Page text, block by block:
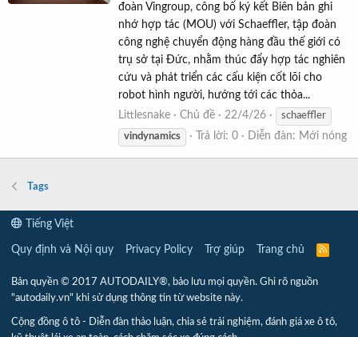
đoàn Vingroup, công bố ký kết Biên bản ghi
nhớ hợp tác (MOU) với Schaeffler, tập đoàn
công nghệ chuyển động hàng đầu thế giới có
trụ sở tại Đức, nhằm thúc đẩy hợp tác nghiên
cứu và phát triển các cấu kiện cốt lõi cho
robot hình người, hướng tới các thỏa...
Littlesnake
Chủ đề 22/4/26
schaeffler
vindynamics
Trả lời: 0 Diễn đàn: Mới nóng
Tags
Tiếng Việt
Quy định và Nội quy Privacy Policy Trợ giúp Trang chủ
R
Bản quyền © 2017 AUTODAILY®, bảo lưu mọi quyền. Ghi rõ nguồn
"autodaily.vn" khi sử dụng thông tin từ website này.
Cộng đồng ô tô - Diễn đàn thảo luận, chia sẻ trải nghiệm, đánh giá xe ô tô,